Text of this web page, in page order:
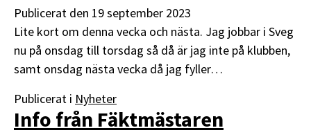
Publicerat den 19 september 2023
Lite kort om denna vecka och nästa. Jag jobbar i Sveg
nu på onsdag till torsdag så då är jag inte på klubben,
samt onsdag nästa vecka då jag fyller…
Publicerat i Nyheter
Info från Fäktmästaren